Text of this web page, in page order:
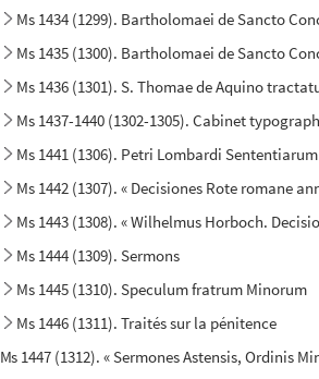
Ms 1434 (1299). Bartholomaei de Sancto
Ms 1435 (1300). Bartholomaei de Sancto
Ms 1436 (1301). S. Thomae de Aquino
Ms 1437-1440 (1302-1305). Cabinet
Ms 1441 (1306). Petri Lombardi
Ms 1442 (1307). « Decisiones Rote romane
Ms 1443 (1308). « Wilhelmus Horboch.
Ms 1444 (1309). Sermons
Ms 1445 (1310). Speculum fratrum Minorum
Ms 1446 (1311). Traités sur la pénitence
Ms 1447 (1312). « Sermones Astensis, Ordinis